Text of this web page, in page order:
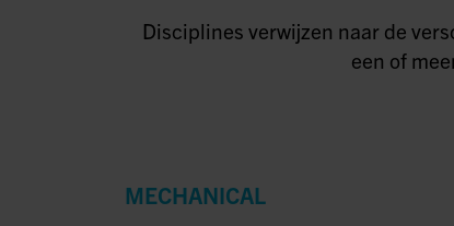
Disciplines verwijzen naar de
een of
MECHANICAL